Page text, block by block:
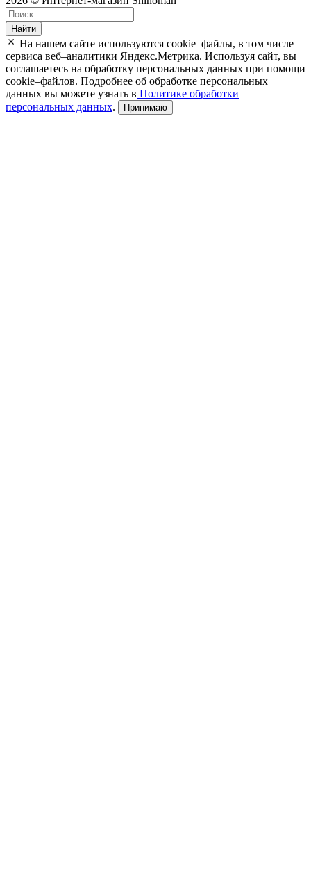
Найти
На нашем сайте используются cookie–файлы, в том числе
сервиса веб–аналитики Яндекс.Метрика. Используя сайт, вы
соглашаетесь на обработку персональных данных при помощи
cookie–файлов. Подробнее об обработке персональных
данных вы можете узнать в Политике обработки
персональных данных. Принимаю